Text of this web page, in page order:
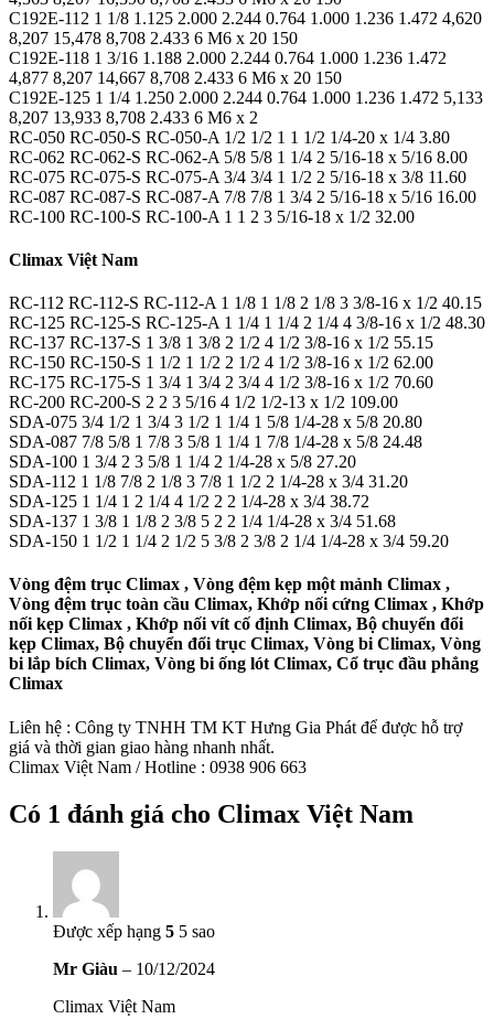
C192E-112 1 1/8 1.125 2.000 2.244 0.764 1.000 1.236 1.472 4,620
8,207 15,478 8,708 2.433 6 M6 x 20 150
C192E-118 1 3/16 1.188 2.000 2.244 0.764 1.000 1.236 1.472
4,877 8,207 14,667 8,708 2.433 6 M6 x 20 150
C192E-125 1 1/4 1.250 2.000 2.244 0.764 1.000 1.236 1.472 5,133
8,207 13,933 8,708 2.433 6 M6 x 2
RC-050 RC-050-S RC-050-A 1/2 1/2 1 1 1/2 1/4-20 x 1/4 3.80
RC-062 RC-062-S RC-062-A 5/8 5/8 1 1/4 2 5/16-18 x 5/16 8.00
RC-075 RC-075-S RC-075-A 3/4 3/4 1 1/2 2 5/16-18 x 3/8 11.60
RC-087 RC-087-S RC-087-A 7/8 7/8 1 3/4 2 5/16-18 x 5/16 16.00
RC-100 RC-100-S RC-100-A 1 1 2 3 5/16-18 x 1/2 32.00
Climax Việt Nam
RC-112 RC-112-S RC-112-A 1 1/8 1 1/8 2 1/8 3 3/8-16 x 1/2 40.15
RC-125 RC-125-S RC-125-A 1 1/4 1 1/4 2 1/4 4 3/8-16 x 1/2 48.30
RC-137 RC-137-S 1 3/8 1 3/8 2 1/2 4 1/2 3/8-16 x 1/2 55.15
RC-150 RC-150-S 1 1/2 1 1/2 2 1/2 4 1/2 3/8-16 x 1/2 62.00
RC-175 RC-175-S 1 3/4 1 3/4 2 3/4 4 1/2 3/8-16 x 1/2 70.60
RC-200 RC-200-S 2 2 3 5/16 4 1/2 1/2-13 x 1/2 109.00
SDA-075 3/4 1/2 1 3/4 3 1/2 1 1/4 1 5/8 1/4-28 x 5/8 20.80
SDA-087 7/8 5/8 1 7/8 3 5/8 1 1/4 1 7/8 1/4-28 x 5/8 24.48
SDA-100 1 3/4 2 3 5/8 1 1/4 2 1/4-28 x 5/8 27.20
SDA-112 1 1/8 7/8 2 1/8 3 7/8 1 1/2 2 1/4-28 x 3/4 31.20
SDA-125 1 1/4 1 2 1/4 4 1/2 2 2 1/4-28 x 3/4 38.72
SDA-137 1 3/8 1 1/8 2 3/8 5 2 2 1/4 1/4-28 x 3/4 51.68
SDA-150 1 1/2 1 1/4 2 1/2 5 3/8 2 3/8 2 1/4 1/4-28 x 3/4 59.20
Vòng đệm trục Climax , Vòng đệm kẹp một mảnh Climax ,
Vòng đệm trục toàn cầu Climax, Khớp nối cứng Climax , Khớp
nối kẹp Climax , Khớp nối vít cố định Climax, Bộ chuyển đổi
kẹp Climax, Bộ chuyển đổi trục Climax, Vòng bi Climax, Vòng
bi lắp bích Climax, Vòng bi ống lót Climax, Cổ trục đầu phẳng
Climax
Liên hệ : Công ty TNHH TM KT Hưng Gia Phát để được hỗ trợ
giá và thời gian giao hàng nhanh nhất.
Climax Việt Nam / Hotline : 0938 906 663
Có 1 đánh giá cho Climax Việt Nam
Được xếp hạng 5 5 sao
Mr Giàu – 10/12/2024
Climax Việt Nam